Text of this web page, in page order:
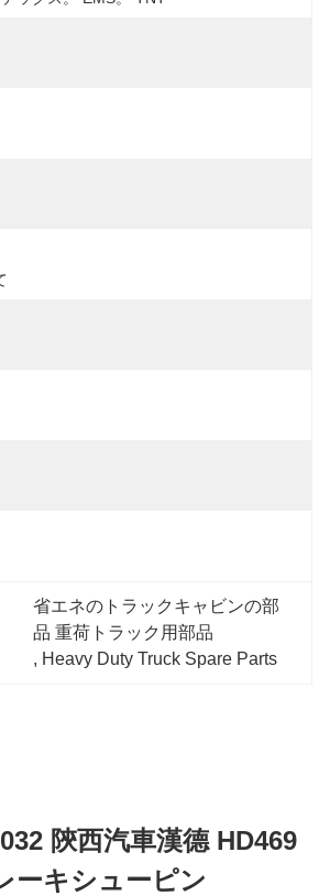
省エネのトラックキャビンの部
品 重荷トラック用部品
, Heavy Duty Truck Spare Parts
陝西汽車漢德 HD469
ーキシューピン